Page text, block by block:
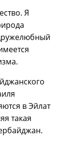
Я
в Эйлат
такая